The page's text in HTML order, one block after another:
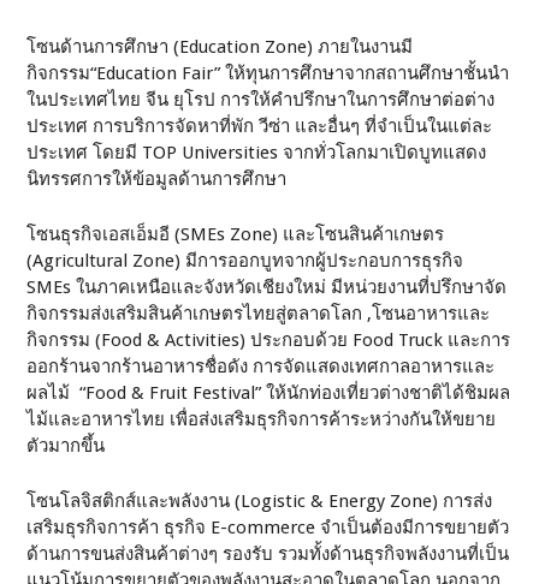
โซนด้านการศึกษา (Education Zone) ภายในงานมี
กิจกรรม“Education Fair” ให้ทุนการศึกษาจากสถานศึกษาชั้นนำ
ในประเทศไทย จีน ยุโรป การให้คำปรึกษาในการศึกษาต่อต่าง
ประเทศ การบริการจัดหาที่พัก วีซ่า และอื่นๆ ที่จำเป็นในแต่ละ
ประเทศ โดยมี TOP Universities จากทั่วโลกมาเปิดบูทแสดง
นิทรรศการให้ข้อมูลด้านการศึกษา
โซนธุรกิจเอสเอ็มอี (SMEs Zone) และโซนสินค้าเกษตร
(Agricultural Zone) มีการออกบูทจากผู้ประกอบการธุรกิจ
SMEs ในภาคเหนือและจังหวัดเชียงใหม่ มีหน่วยงานที่ปรึกษาจัด
กิจกรรมส่งเสริมสินค้าเกษตรไทยสู่ตลาดโลก ,โซนอาหารและ
กิจกรรม (Food & Activities) ประกอบด้วย Food Truck และการ
ออกร้านจากร้านอาหารชื่อดัง การจัดแสดงเทศกาลอาหารและ
ผลไม้ “Food & Fruit Festival” ให้นักท่องเที่ยวต่างชาติได้ชิมผล
ไม้และอาหารไทย เพื่อส่งเสริมธุรกิจการค้าระหว่างกันให้ขยาย
ตัวมากขึ้น
โซนโลจิสติกส์และพลังงาน (Logistic & Energy Zone) การส่ง
เสริมธุรกิจการค้า ธุรกิจ E-commerce จำเป็นต้องมีการขยายตัว
ด้านการขนส่งสินค้าต่างๆ รองรับ รวมทั้งด้านธุรกิจพลังงานที่เป็น